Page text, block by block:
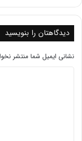
لازم به ذکر است که
manager برای کاربر فراهم شده است.
دیدگاهتان را بنویسید
نشانی ایمیل شما منتشر